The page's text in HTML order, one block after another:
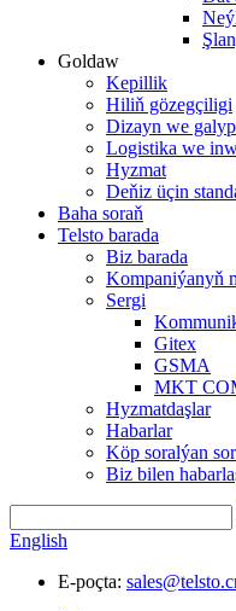
Goldaw
Kepillik
Hiliň gözegçiligi
Dizayn we
Logistika we
Hyzmat
Deňiz üçin
Baha soraň
Telsto barada
Biz barada
Kompaniýanyň
Sergi
Gitex
GSMA
MKT
Hyzmatdaşlar
Habarlar
Köp soralýan
Biz bilen
English
E-poçta: